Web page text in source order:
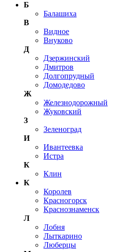
Б
Балашиха
В
Видное
Внуково
Д
Дзержинский
Дмитров
Долгопрудный
Домодедово
Ж
Железнодорожный
Жуковский
З
Зеленоград
И
Ивантеевка
Истра
К
Клин
К
Королев
Красногорск
Краснознаменск
Л
Лобня
Лыткарино
Люберцы